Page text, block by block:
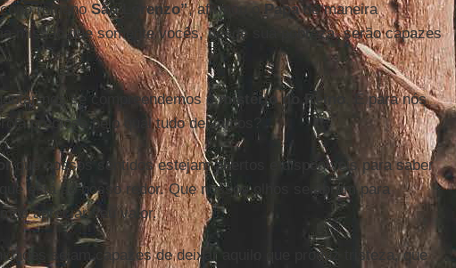
romanoSão Lorenzo”, afirmou oPapade maneira
missão que somente vocês, desde sua pobreza, serão capazes
nos se compreendemos omistério do Reino
. É para nós
preciosa pelo qual tudo deixamos?
que nossos sentidos estejam abertos e disponíveis para saber
está ao nosso redor. Que nossos olhos se abram para
apreciar seu valor.
sejam capazes de deixar aquilo que produz tristeza, que